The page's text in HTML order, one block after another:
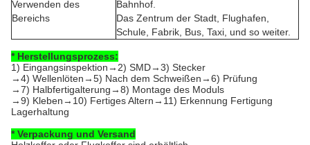
Verwenden des
Bereichs
Bahnhof.
Das Zentrum der Stadt, Flughafen,
Schule, Fabrik, Bus, Taxi, und so weiter.
* Herstellungsprozess:
1) Eingangsinspektion→2) SMD→3) Stecker
→4) Wellenlöten→5) Nach dem Schweißen→6) Prüfung
→7) Halbfertigalterung→8) Montage des Moduls
→9) Kleben→10) Fertiges Altern→11) Erkennung Fertigung
Lagerhaltung
* Verpackung und Versand